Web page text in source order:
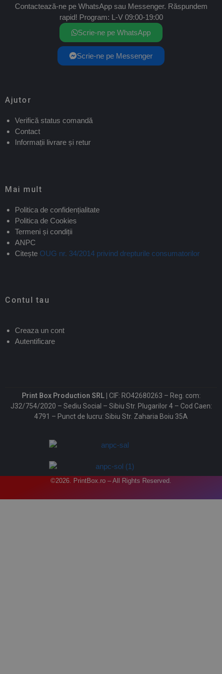
Contactează-ne pe WhatsApp sau Messenger. Răspundem
rapid! Program: L-V 09:00-19:00
Scrie-ne pe WhatsApp
Scrie-ne pe Messenger
Ajutor
Verifică status comandă
Contact
Informații livrare și retur
Mai mult
Politica de confidențialitate
Politica de Cookies
Termeni și condiții
ANPC
Citește OUG nr. 34/2014 privind drepturile consumatorilor
Contul tau
Creaza un cont
Autentificare
Print Box Production SRL | CIF: RO42680263 – Reg. com:
J32/754/2020 – Sediu Social – Sibiu Str. Plugarilor 4 – Cod Caen:
4791 – Punct de lucru: Sibiu Str. Zaharia Boiu 35A
©2026. PrintBox.ro – All Rights Reserved.